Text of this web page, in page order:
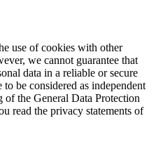
use of cookies with other
we cannot guarantee that
data in a reliable or secure
to be considered as independent
the General Data Protection
read the privacy statements of